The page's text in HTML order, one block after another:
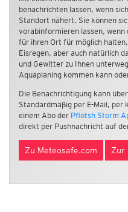
benachrichten lassen, wenn
Standort nähert. Sie können
vorabinformieren lassen,
für ihren Ort für möglich
Eisregen, aber auch natürlich
und Gewitter zu Ihnen
Aquaplaning kommen kann
Die Benachrichtigung kann
Standardmäßig per E-Mail,
einem Abo der Pflotsh Storm
direkt per Pushnachricht auf
Zu Meteosafe.com Zur